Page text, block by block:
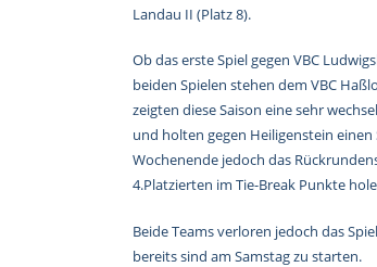
Landau II (Platz 8).
Ob das erste Spiel gegen VBC
beiden Spielen stehen dem VBC
zeigten diese Saison eine sehr
und holten gegen Heiligenstein einen
Wochenende jedoch das
4.Platzierten im Tie-Break Punkte
Beide Teams verloren jedoch das
bereits sind am Samstag zu starten.